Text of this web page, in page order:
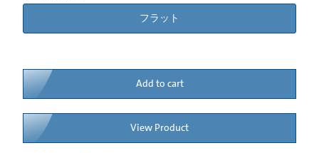
フラット
Add to cart
View Product